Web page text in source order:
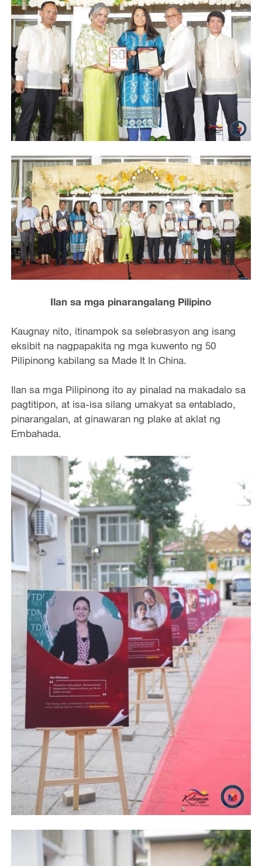
Ilan sa mga pinarangalang Pilipino
Kaugnay nito, itinampok sa selebrasyon ang isang
eksibit na nagpapakita ng mga kuwento ng 50
Pilipinong kabilang sa Made It In China.
Ilan sa mga Pilipinong ito ay pinalad na makadalo sa
pagtitipon, at isa-isa silang umakyat sa entablado,
pinarangalan, at ginawaran ng plake at aklat ng
Embahada.